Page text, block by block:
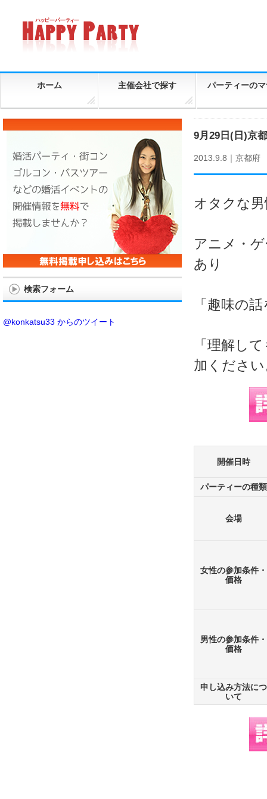
ホーム 主催会社で探す パーティーの
9月29日(日)京
2013.9.8｜ 京都府
オタクな
アニメ・
あり
「趣味の
「理解し
加くださ
開催日時
パーティーの種類
会場
女性の参加条件・
価格
男性の参加条件・
価格
申し込み方法につ
いて
検索フォーム
@konkatsu33 からのツイート